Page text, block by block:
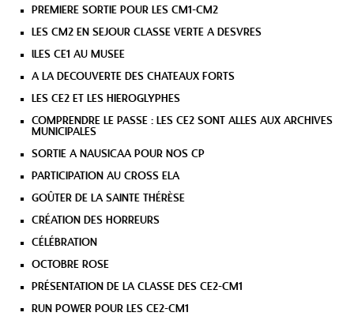
PREMIERE SORTIE POUR LES CM1-CM2
LES CM2 EN SEJOUR CLASSE VERTE A DESVRES
lLES CE1 AU MUSEE
A LA DECOUVERTE DES CHATEAUX FORTS
LES CE2 ET LES HIEROGLYPHES
COMPRENDRE LE PASSE : LES CE2 SONT ALLES AUX ARCHIVES
MUNICIPALES
SORTIE A NAUSICAA POUR NOS CP
PARTICIPATION AU CROSS ELA
GOÛTER DE LA SAINTE THÉRÈSE
CRÉATION DES HORREURS
CÉLÉBRATION
OCTOBRE ROSE
PRÉSENTATION DE LA CLASSE DES CE2-CM1
RUN POWER POUR LES CE2-CM1